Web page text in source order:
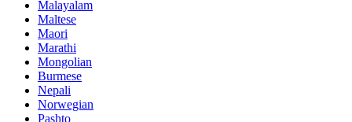
Malayalam
Maltese
Maori
Marathi
Mongolian
Burmese
Nepali
Norwegian
Pashto